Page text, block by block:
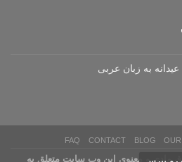
BLOG
CONTACT
FAQ
مادی و معنوی این وب سایت متعلق به